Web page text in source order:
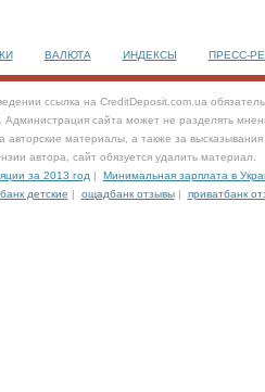
ВАЛЮТА ИНДЕКСЫ ПРЕСС-
ссылка на CreditDeposit.com.ua
Администрация сайта может не разделять
авторские материалы, а также за высказывания
автора, сайт обязуется удалить материал.
за 2013 год | Минимальная зарплата в
детские | ощадбанк отзывы| приватбанк